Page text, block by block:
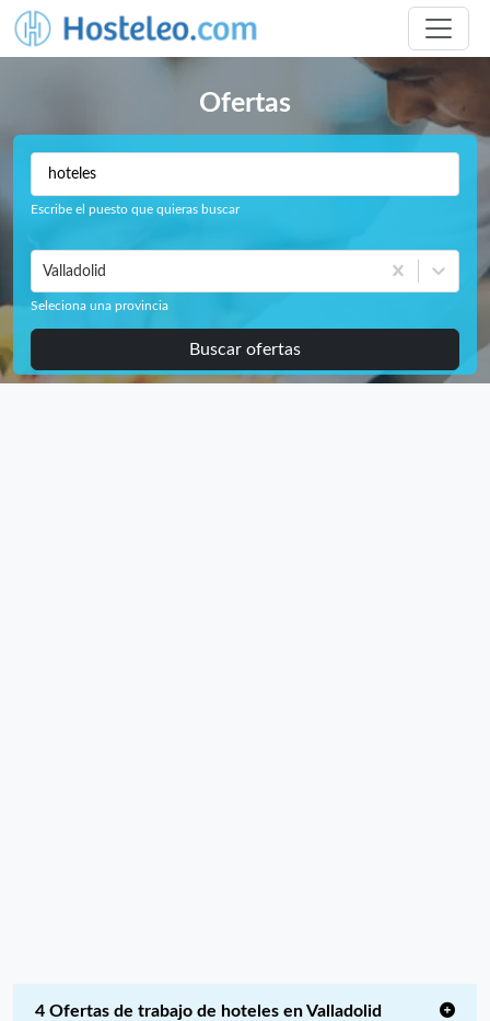
Ofertas
Escribe el puesto que quieras buscar
Valladolid
Seleciona una provincia
Buscar ofertas
4 Ofertas de trabajo de hoteles en Valladolid